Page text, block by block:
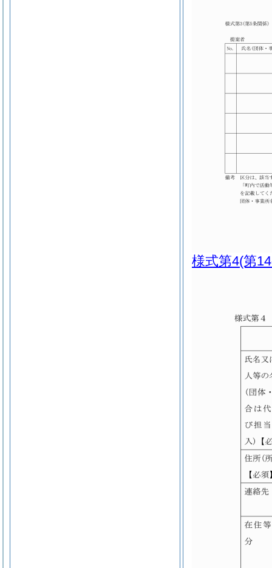
様式第4(第